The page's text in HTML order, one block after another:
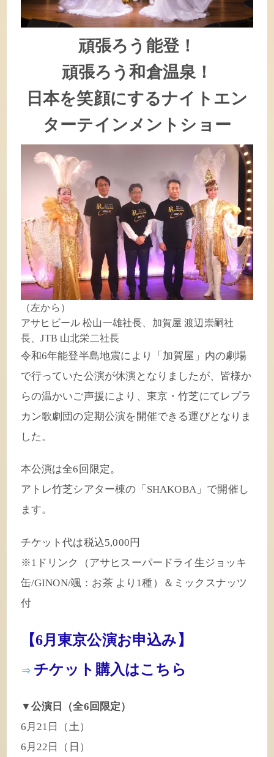
頑張ろう能登！
頑張ろう和倉温泉！
日本を笑顔にするナイトエン
ターテインメントショー
（左から）
アサヒビール 松山一雄社長、加賀屋 渡辺崇嗣社
長、JTB 山北栄二社長
令和6年能登半島地震により「加賀屋」内の劇場
で行っていた公演が休演となりましたが、皆様か
らの温かいご声援により、東京・竹芝にてレプラ
カン歌劇団の定期公演を開催できる運びとなりま
した。
本公演は全6回限定。
アトレ竹芝シアター棟の「SHAKOBA」で開催し
ます。
チケット代は税込5,000円
※1ドリンク（アサヒスーパードライ生ジョッキ
缶/GINON/颯：お茶 より1種）＆ミックスナッツ
付
【6月東京公演お申込み】
⇒ チケット購入はこちら
▼公演日（全6回限定）
6月21日（土）
6月22日（日）